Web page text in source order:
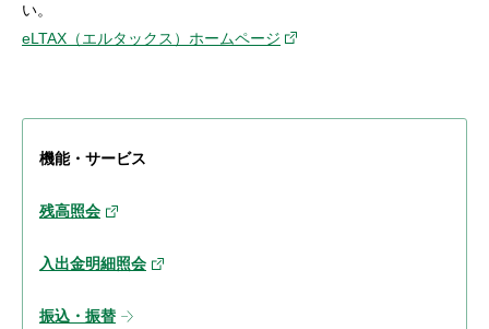
い。
eLTAX（エルタックス）ホームページ
機能・サービス
残高照会
入出金明細照会
振込・振替